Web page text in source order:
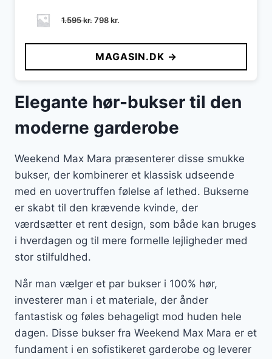
1.595kr.Den
pris
var:
1.595 kr..
798kr.
pris
er:
798 kr..
MAGASIN.DK →
Elegante hør-bukser til den
moderne garderobe
Weekend Max Mara præsenterer disse smukke
bukser, der kombinerer et klassisk udseende
med en uovertruffen følelse af lethed. Bukserne
er skabt til den krævende kvinde, der
værdsætter et rent design, som både kan bruges
i hverdagen og til mere formelle lejligheder med
stor stilfuldhed.
Når man vælger et par bukser i 100% hør,
investerer man i et materiale, der ånder
fantastisk og føles behageligt mod huden hele
dagen. Disse bukser fra Weekend Max Mara er et
fundament i en sofistikeret garderobe og leverer